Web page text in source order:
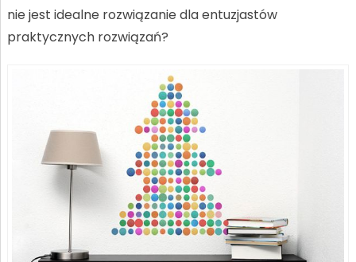
nie jest idealne rozwiązanie dla entuzjastów
praktycznych rozwiązań?